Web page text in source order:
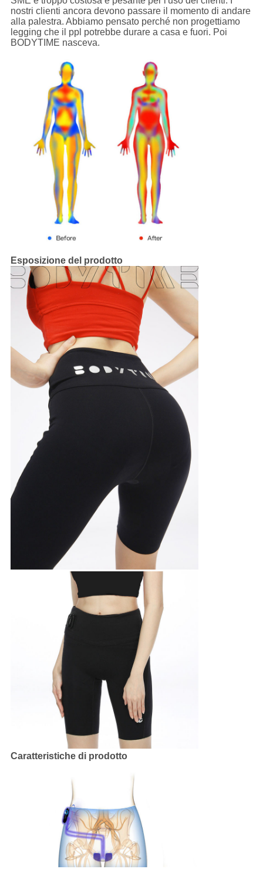
nostri clienti ancora devono passare il momento di andare
alla palestra. Abbiamo pensato perché non progettiamo
legging che il ppl potrebbe durare a casa e fuori. Poi
BODYTIME nasceva.
Esposizione del prodotto
Caratteristiche di prodotto